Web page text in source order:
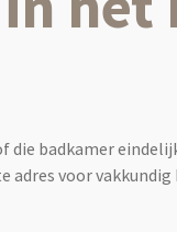
die badkamer
adres voor